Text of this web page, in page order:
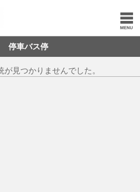
停車バス停
が見つかりませんでした。